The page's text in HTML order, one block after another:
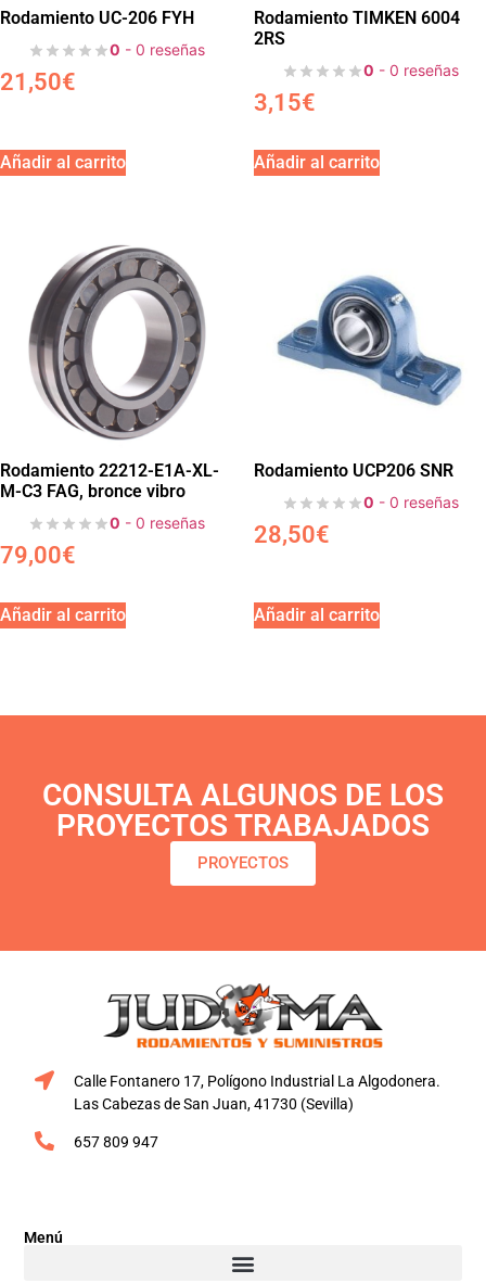
Rodamiento UC-206 FYH
0 - 0 reseñas
21,50€
Añadir al carrito
Rodamiento TIMKEN 6004
2RS
0 - 0 reseñas
3,15€
Añadir al carrito
Rodamiento 22212-E1A-XL-
M-C3 FAG, bronce vibro
0 - 0 reseñas
79,00€
Añadir al carrito
Rodamiento UCP206 SNR
0 - 0 reseñas
28,50€
Añadir al carrito
CONSULTA ALGUNOS DE LOS
PROYECTOS TRABAJADOS
PROYECTOS
Calle Fontanero 17, Polígono Industrial La Algodonera.
Las Cabezas de San Juan, 41730 (Sevilla)
657 809 947
Menú